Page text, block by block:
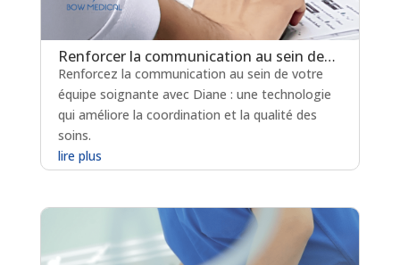
Renforcer la communication au sein des équipes soignantes avec le Cockpit de Diane
Renforcez la communication au sein de votre
équipe soignante avec Diane : une technologie
qui améliore la coordination et la qualité des
soins.
lire plus